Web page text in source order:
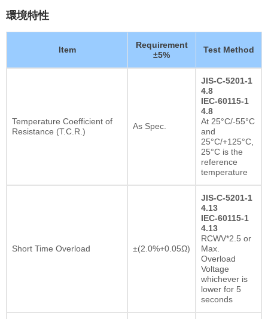
環境特性
Item
Requirement
±5%
Test Method
Temperature Coefficient of
Resistance (T.C.R.)
As Spec.
JIS-C-5201-1
4.8
IEC-60115-1
4.8
At 25°C/-55°C
and
25°C/+125°C,
25°C is the
reference
temperature
Short Time Overload ±(2.0%+0.05Ω)
JIS-C-5201-1
4.13
IEC-60115-1
4.13
RCWV*2.5 or
Max.
Overload
Voltage
whichever is
lower for 5
seconds